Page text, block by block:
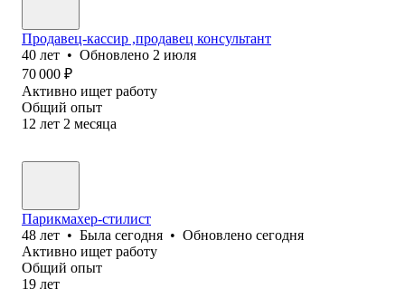
Продавец-кассир ,продавец консультант
40 лет • Обновлено 2 июля
70 000 ₽
Активно ищет работу
Общий опыт
12 лет 2 месяца
Парикмахер-стилист
48 лет • Была сегодня • Обновлено сегодня
Активно ищет работу
Общий опыт
19 лет